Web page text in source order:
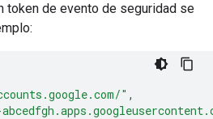
token de evento de seguridad se
" ,